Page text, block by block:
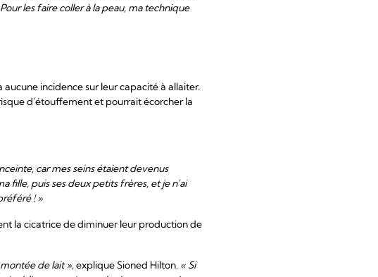
les faire coller à la peau, ma technique
incidence sur leur capacité à allaiter.
d'étouffement et pourrait écorcher la
car mes seins étaient devenus
fille, puis ses deux petits frères, et je n'ai
! »
la cicatrice de diminuer leur production de
de lait », explique Sioned Hilton. « Si